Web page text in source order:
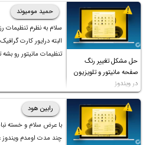
حل مشکل تغییر رنگ
صفحه مانیتور و تلویزیون
در ویندوز
حمید مومیوند
سلام به نظرم تنظیمات
البته درایور کارت
تنظیمات مانیتور رو بشه
رابین هود